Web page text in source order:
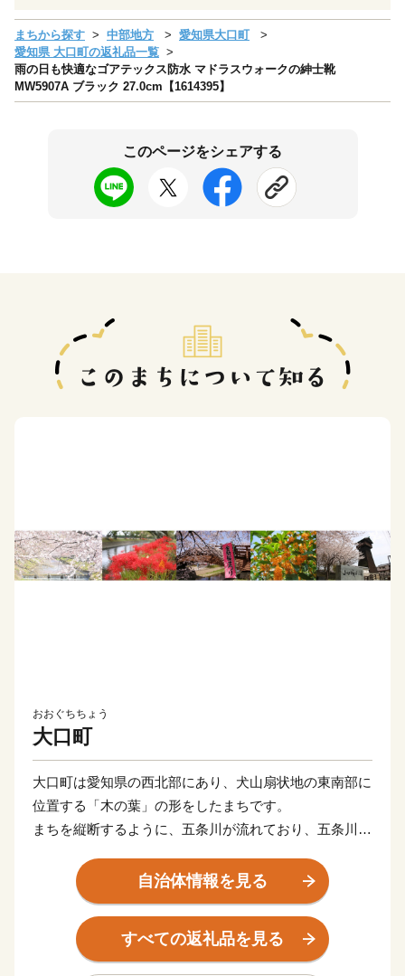
まちから探す 中部地方
愛知県大口町
愛知県 大口町の返礼品一覧
雨の日も快適なゴアテックス防水 マドラスウォークの紳士靴
MW5907A ブラック 27.0cm【1614395】
このページをシェアする
おおぐちちょう
大口町
大口町は愛知県の西北部にあり、犬山扇状地の東南部に
位置する「木の葉」の形をしたまちです。
まちを縦断するように、五条川が流れており、五条川桜
また町内には、約６８０社の企業がある一方で、国宝松
江城を築城した武将「堀尾吉晴公」の生誕地でもある
大口町には、史跡や豊かな田園風景も多く共存していま
自治体情報を見る
すべての返礼品を見る